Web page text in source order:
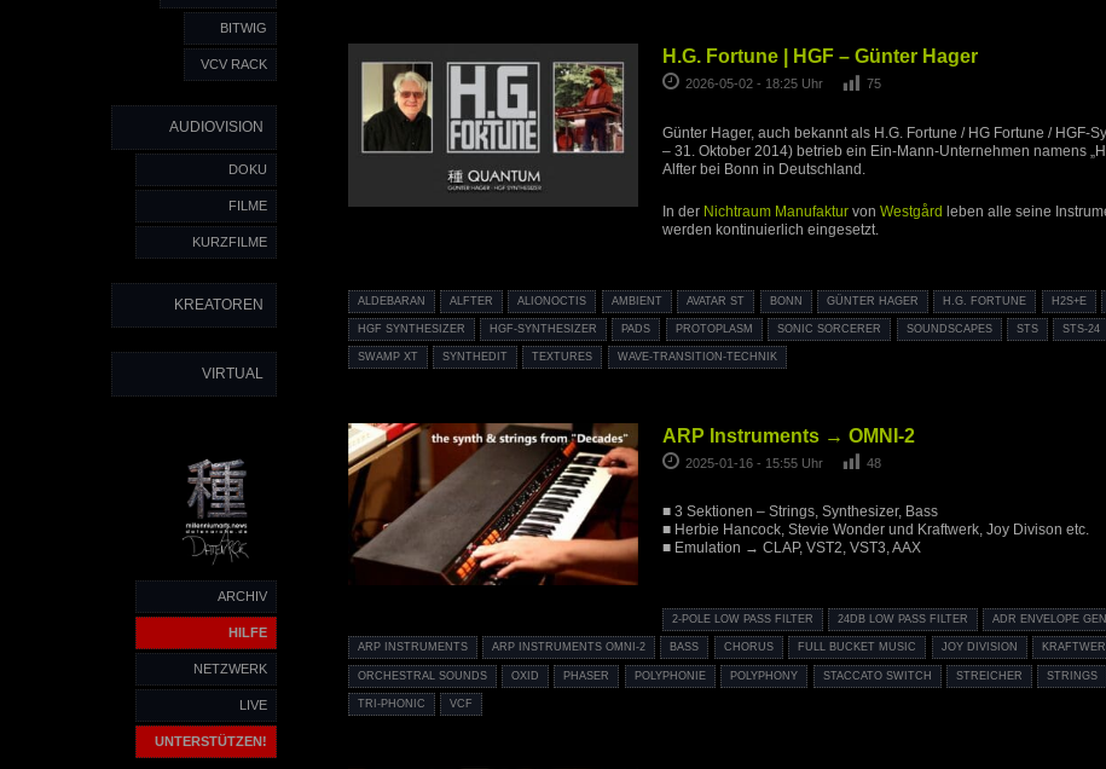
BITWIG
VCV RACK
AUDIOVISION
DOKU
FILME
KURZFILME
KREATOREN
VIRTUAL
ARCHIV
HILFE
NETZWERK
LIVE
UNTERSTÜTZEN!
H.G. Fortune | HGF – Günter Hager
2026-05-02 - 18:25 Uhr 75
Günter Hager, auch bekannt als H.G. Fortune / HG Fortune / HGF-
– 31. Oktober 2014) betrieb ein Ein-Mann-Unternehmen namens
Alfter bei Bonn in Deutschland.
In der Nichtraum Manufakturvon Westgård leben alle seine
werden kontinuierlich eingesetzt.
ALDEBARAN ALFTER ALIONOCTIS AMBIENT AVATAR ST BONN GÜNTER HAGER H.G. FORTUNE H2S+E
HGF SYNTHESIZER HGF-SYNTHESIZER PADS PROTOPLASM SONIC SORCERER SOUNDSCAPES STS STS-24
SWAMP XT SYNTHEDIT TEXTURES WAVE-TRANSITION-TECHNIK
ARP Instruments → OMNI-2
2025-01-16 - 15:55 Uhr 48
■ 3 Sektionen – Strings, Synthesizer, Bass
■ Herbie Hancock, Stevie Wonder und Kraftwerk, Joy Divison etc.
■ Emulation → CLAP, VST2, VST3, AAX
2-POLE LOW PASS FILTER 24DB LOW PASS FILTER ADR ENVELOPE
ARP INSTRUMENTS ARP INSTRUMENTS OMNI-2 BASS CHORUS FULL BUCKET MUSIC JOY DIVISION
ORCHESTRAL SOUNDS OXID PHASER POLYPHONIE POLYPHONY STACCATO SWITCH STREICHER STRINGS
TRI-PHONIC VCF